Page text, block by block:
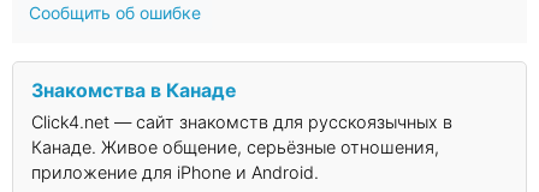
Сообщить об ошибке
Знакомства в Канаде
Click4.net — сайт знакомств для русскоязычных в
Канаде. Живое общение, серьёзные отношения,
приложение для iPhone и Android.